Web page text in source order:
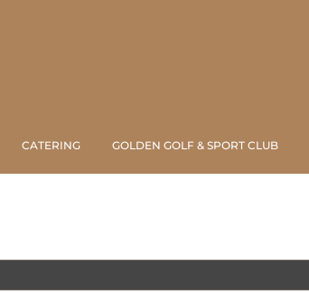
CATERING GOLDEN GOLF & SPORT CLUB